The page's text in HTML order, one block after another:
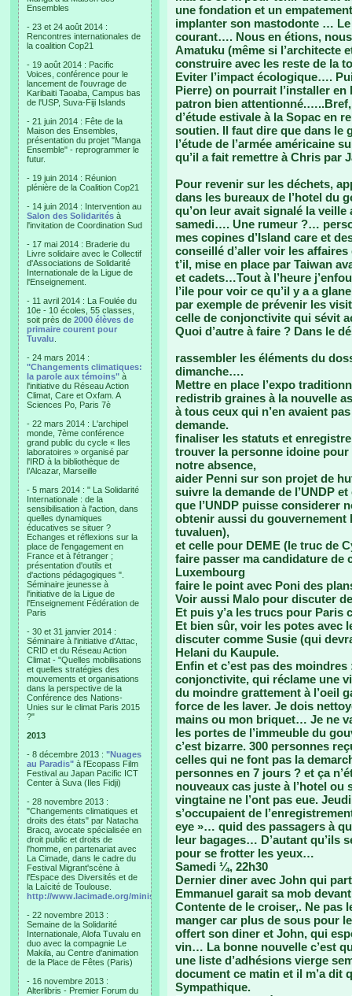
Ensembles
- 23 et 24 août 2014 :
Rencontres internationales de
la coalition Cop21
- 19 août 2014 : Pacific
Voices, conférence pour le
lancement de l'ouvrage de
Karibaiti Taoaba, Campus bas
de l'USP, Suva-Fiji Islands
- 21 juin 2014 : Fête de la
Maison des Ensembles,
présentation du projet "Manga
Ensemble" - reprogrammer le
futur.
- 19 juin 2014 : Réunion
plénière de la Coalition Cop21
- 14 juin 2014 : Intervention au
Salon des Solidarités à
l'invitation de Coordination Sud
- 17 mai 2014 : Braderie du
Livre solidaire avec le Collectif
d'Associations de Solidarité
Internationale de la Ligue de
l'Enseignement.
- 11 avril 2014 : La Foulée du
10e - 10 écoles, 55 classes,
soit près de 2000 élèves de
primaire courent pour
Tuvalu
- 24 mars 2014 :
"Changements climatiques:
la parole aux témoins" à
l'initiative du Réseau Action
Climat, Care et Oxfam. A
Sciences Po, Paris 7è
- 22 mars 2014 : L'archipel
monde, 7ème conférence
grand public du cycle « Iles
laboratoires » organisé par
l'IRD à la bibliothèque de
l’Alcazar, Marseille
- 5 mars 2014 : " La Solidarité
Internationale : de la
sensibilisation à l'action, dans
quelles dynamiques
éducatives se situer ?
Echanges et réflexions sur la
place de l'engagement en
France et à l'étranger ;
présentation d'outils et
d'actions pédagogiques ".
Séminaire jeunesse à
l'initiative de la Ligue de
l'Enseignement Fédération de
Paris
- 30 et 31 janvier 2014 :
Séminaire à l'initiative d'Attac,
CRID et du Réseau Action
Climat - "Quelles mobilisations
et quelles stratégies des
mouvements et organisations
dans la perspective de la
Conférence des Nations-
Unies sur le climat Paris 2015
?"
2013
- 8 décembre 2013 : "Nuages
au Paradis" à l'Ecopass Film
Festival au Japan Pacific ICT
Center à Suva (Iles Fidji)
- 28 novembre 2013 :
"Changements climatiques et
droits des états" par Natacha
Bracq, avocate spécialisée en
droit public et droits de
l'homme, en partenariat avec
La Cimade, dans le cadre du
Festival Migrant'scène à
l'Espace des Diversités et de
la Laïcité de Toulouse.
http://www.lacimade.org/minisites/migrantscene
- 22 novembre 2013 :
Semaine de la Solidarité
Internationale, Alofa Tuvalu en
duo avec la compagnie Le
Makila, au Centre d'animation
de la Place de Fêtes (Paris)
- 16 novembre 2013 :
Alterlibris - Premier Forum du
une fondation et un
implanter son mastodonte … Le
courant…. Nous en étions,
Amatuku (même si l’architecte
construire avec les reste de la
Eviter l’impact écologique….
Pierre) on pourrait l’installer
patron bien attentionné.…..Bref,
d’étude estivale à la Sopac en
soutien. Il faut dire que dans le
l’étude de l’armée américaine
qu’il a fait remettre à Chris par
Pour revenir sur les déchets,
dans les bureaux de l’hotel du
qu’on leur avait signalé la
samedi…. Une rumeur ?…
mes copines d’Island care et
conseillé d’aller voir les
t’il, mise en place par Taiwan
et cadets…Tout à l’heure
l’ile pour voir ce qu’il y a a
par exemple de prévenir les
celle de conjonctivite qui sévit
Quoi d’autre à faire ? Dans le
rassembler les éléments du
dimanche….
Mettre en place l’expo
redistrib graines à la nouvelle
à tous ceux qui n’en avaient
demande.
finaliser les statuts et
trouver la personne idoine pour
notre absence,
aider Penni sur son projet de
suivre la demande de l’UNDP
que l’UNDP puisse considerer
obtenir aussi du gouvernement
tuvaluen),
et celle pour DEME (le truc de
faire passer ma candidature de
Luxembourg
faire le point avec Poni des
Voir aussi Malo pour discuter
Et puis y’a les trucs pour Paris
Et bien sûr, voir les potes avec
discuter comme Susie (qui
Helani du Kaupule.
Enfin et c’est pas des
conjonctivite, qui réclame une
du moindre grattement à l’oeil
force de les laver. Je dois
mains ou mon briquet… Je ne
les portes de l’immeuble du
c’est bizarre. 300 personnes
celles qui ne font pas la
personnes en 7 jours ? et ça
nouveaux cas juste à l’hotel ou
vingtaine ne l’ont pas eue.
s’occupaient de
eye »… quid des passagers à
leur bagages… D’autant qu’ils
pour se frotter les yeux…
Samedi ¼, 22h30
Dernier diner avec John qui
Emmanuel garait sa mob
Contente de le croiser,. Ne pas
manger car plus de sous pour
offert son diner et John, qui
vin… La bonne nouvelle c’est
une liste d’adhésions vierge
document ce matin et il m’a dit
Sympathique.